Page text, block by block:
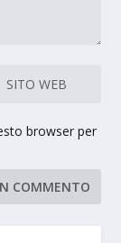
browser per